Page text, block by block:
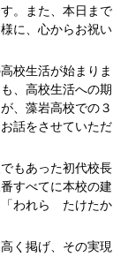
。また、本日まで
に、心からお祝い
校生活が始まりま
、高校生活への期
、藻岩高校での３
話をさせていただ
もあった初代校長
すべてに本校の建
「われら たけたか
く掲げ、その実現